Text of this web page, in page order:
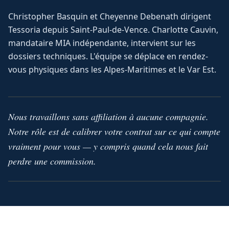
Christopher Basquin et Cheyenne Debenath dirigent
Tessoria depuis Saint-Paul-de-Vence. Charlotte Cauvin,
mandataire MIA indépendante, intervient sur les
dossiers techniques. L'équipe se déplace en rendez-
vous physiques dans les Alpes-Maritimes et le Var Est.
Nous travaillons sans affiliation à aucune compagnie.
Notre rôle est de calibrer votre contrat sur ce qui compte
vraiment pour vous — y compris quand cela nous fait
perdre une commission.